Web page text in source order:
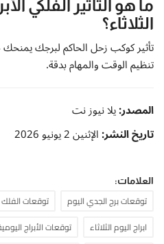
ما هو التأثير الفلكي
الثلاثاء؟
تأثير كوكب زحل الحاكم لبرجك يمنحك
تنظيم الوقت والمهام بدقة.
المصدر:يلا نيوز نت
تاريخ النشر:الإثنين 2 يونيو 2026
العلامات:
توقعات برج الجدي اليوم توقعات الفلك
ابراج اليوم الثلاثاء
توقعات الأبراج